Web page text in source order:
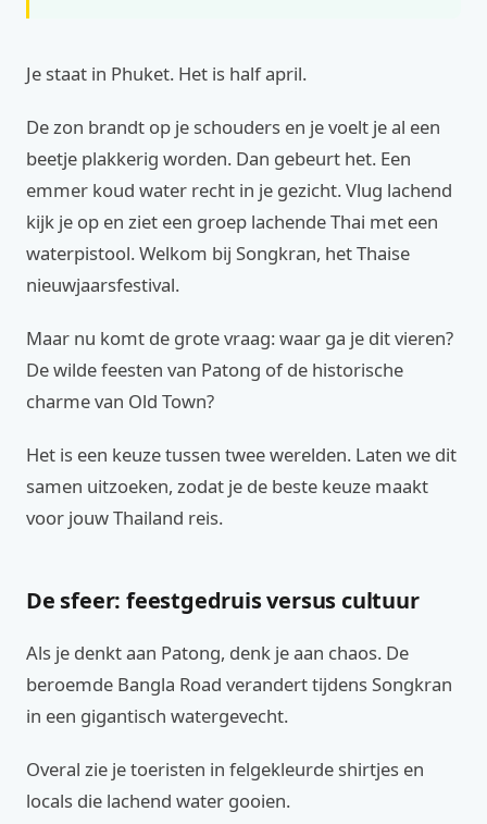
Je staat in Phuket. Het is half april.
De zon brandt op je schouders en je voelt je al een
beetje plakkerig worden. Dan gebeurt het. Een
emmer koud water recht in je gezicht. Vlug lachend
kijk je op en ziet een groep lachende Thai met een
waterpistool. Welkom bij Songkran, het Thaise
nieuwjaarsfestival.
Maar nu komt de grote vraag: waar ga je dit vieren?
De wilde feesten van Patong of de historische
charme van Old Town?
Het is een keuze tussen twee werelden. Laten we dit
samen uitzoeken, zodat je de beste keuze maakt
voor jouw Thailand reis.
De sfeer: feestgedruis versus cultuur
Als je denkt aan Patong, denk je aan chaos. De
beroemde Bangla Road verandert tijdens Songkran
in een gigantisch watergevecht.
Overal zie je toeristen in felgekleurde shirtjes en
locals die lachend water gooien.